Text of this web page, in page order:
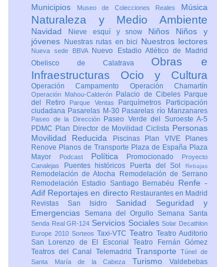
Municipios Museo de Colecciones Reales Música
Naturaleza y Medio Ambiente
Navidad Nieve esquí y snow Niños Niños y
jóvenes
Nuestras rutas en bici Nuestros lectores
Nueva sede BBVA
Nuevo Estadio Atlético de Madrid
Obelisco de Calatrava Obras e
Infraestructuras Ocio y Cultura
Operación Campamento Operación Chamartín
Operación Mahou-Calderón Palacio de Cibeles Parque
del Retiro
Parque Ventas Parquímetros
Participación
ciudadana Pasarelas M-30 Pasarelas río Manzanares
Paseo de la Dirección
Paseo Verde del Suroeste A-5
PDMC Plan Director de Movilidad Ciclista Personas
Movilidad Reducida
Piscinas Plan VIVE
Planes
Renove Planos de Transporte Plaza de España Plaza
Mayor
Podcast Política Promocionado
Proyecto
Canalejas
Puentes históricos Puerta del Sol Rebajas
Remodelación de Atocha
Remodelación de Serrano
Remodelación Estadio Santiago Bernabéu Renfe -
Adif Reportajes en directo Restaurantes en Madrid
Revistas San Isidro Sanidad Seguridad y
Emergencias Semana del Orgullo Semana Santa
Senda Real GR-124 Servicios SocialesSolar Decathlon
Europe 2010 Sorteos Taxi-VTC Teatro Teatro Auditorio
San Lorenzo de El EscorialTeatro Fernán Gómez
Teatros del Canal Telemadrid TransporteTúnel de
Santa María de la Cabeza Turismo Valdebebas